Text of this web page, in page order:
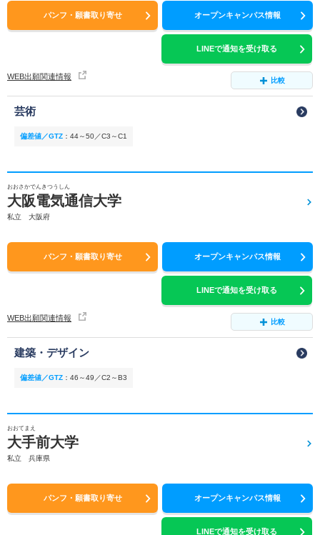
パンフ・願書取り寄せ オープンキャンパス情報
LINEで通知を受け取る
WEB出願関連情報 比較
芸術
偏差値／GTZ ： 44～50／C3～C1
おおさかでんきつうしん
大阪電気通信大学
私立 大阪府
パンフ・願書取り寄せ オープンキャンパス情報
LINEで通知を受け取る
WEB出願関連情報 比較
建築・デザイン
偏差値／GTZ ： 46～49／C2～B3
おおてまえ
大手前大学
私立 兵庫県
パンフ・願書取り寄せ オープンキャンパス情報
LINEで通知を受け取る